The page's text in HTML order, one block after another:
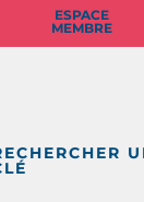
ESPACE
MEMBRE